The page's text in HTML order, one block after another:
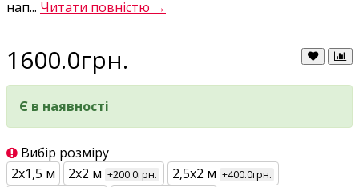
нап... Читати повністю →
1600.0грн.
Є в наявності
Вибір розміру
2х1,5 м
2х2 м +200.0грн. 2,5х2 м +400.0грн.